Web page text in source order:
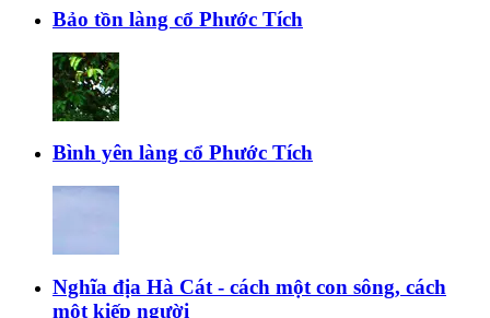
Bảo tồn làng cổ Phước Tích
Bình yên làng cổ Phước Tích
Nghĩa địa Hà Cát - cách một con sông, cách
một kiếp người